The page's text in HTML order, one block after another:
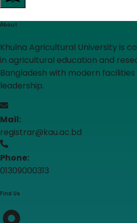
About
Khulna Agricultural University is
in agricultural education and
Bangladesh with modern
leadership.
Mail:
registrar@kau.ac.bd
Phone:
01309000313
Find Us